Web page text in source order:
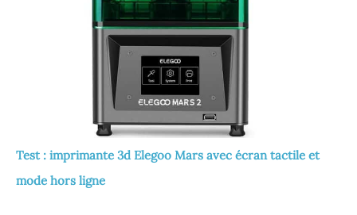
Test : imprimante 3d Elegoo Mars avec écran tactile et
mode hors ligne